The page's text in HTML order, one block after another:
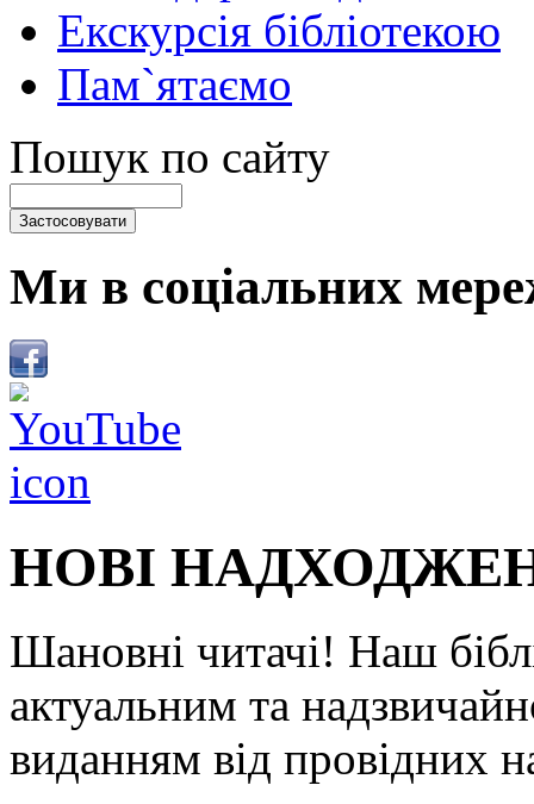
Екскурсія бібліотекою
Пам`ятаємо
Пошук по сайту
Ми в соціальних
НОВІ
Шановні читачі! Наш
актуальним та
виданням від провідних